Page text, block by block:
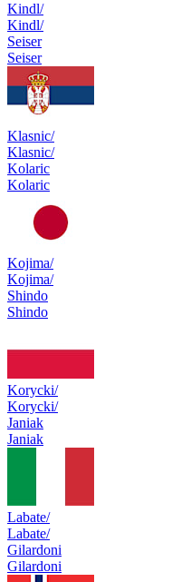
Kindl/
Kindl/
Seiser
Seiser
Klasnic/
Klasnic/
Kolaric
Kolaric
Kojima/
Kojima/
Shindo
Shindo
Korycki/
Korycki/
Janiak
Janiak
Labate/
Labate/
Gilardoni
Gilardoni